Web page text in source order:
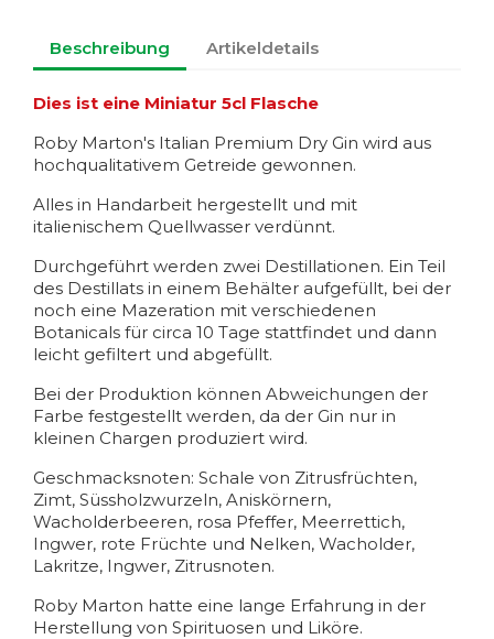
Beschreibung Artikeldetails
Dies ist eine Miniatur 5cl Flasche
Roby Marton's Italian Premium Dry Gin wird aus
hochqualitativem Getreide gewonnen.
Alles in Handarbeit hergestellt und mit
italienischem Quellwasser verdünnt.
Durchgeführt werden zwei Destillationen. Ein Teil
des Destillats in einem Behälter aufgefüllt, bei der
noch eine Mazeration mit verschiedenen
Botanicals für circa 10 Tage stattfindet und dann
leicht gefiltert und abgefüllt.
Bei der Produktion können Abweichungen der
Farbe festgestellt werden, da der Gin nur in
kleinen Chargen produziert wird.
Geschmacksnoten: Schale von Zitrusfrüchten,
Zimt, Süssholzwurzeln, Aniskörnern,
Wacholderbeeren, rosa Pfeffer, Meerrettich,
Ingwer, rote Früchte und Nelken, Wacholder,
Lakritze, Ingwer, Zitrusnoten.
Roby Marton hatte eine lange Erfahrung in der
Herstellung von Spirituosen und Liköre.